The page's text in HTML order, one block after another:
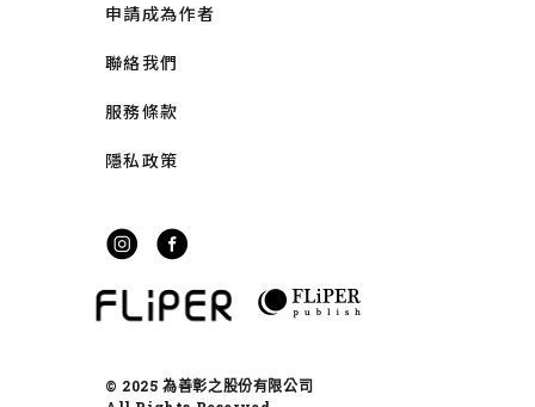
申請成為作者
聯絡我們
服務條款
隱私政策
© 2025 為善彰之股份有限公司